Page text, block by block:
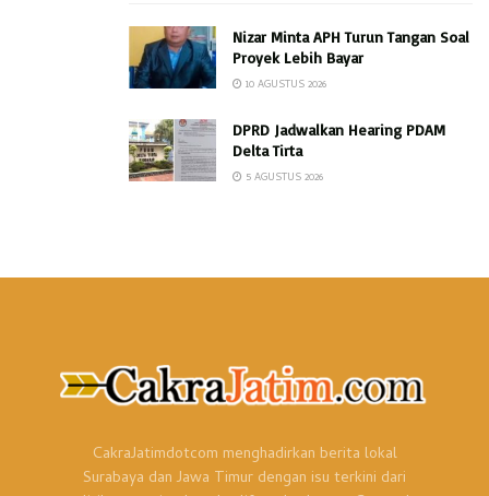
Nizar Minta APH Turun Tangan Soal
Proyek Lebih Bayar
10 AGUSTUS 2026
DPRD Jadwalkan Hearing PDAM
Delta Tirta
5 AGUSTUS 2026
CakraJatimdotcom menghadirkan berita lokal
Surabaya dan Jawa Timur dengan isu terkini dari